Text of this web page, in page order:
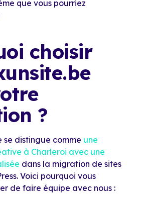
que vous pourriez
choisir
?
se distingue comme une
à Charleroi avec une
dans la migration de sites
Voici pourquoi vous
de faire équipe avec nous :